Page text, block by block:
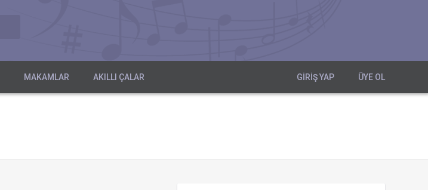
MAKAMLAR AKILLI ÇALAR GIRIŞ YAP ÜYE OL